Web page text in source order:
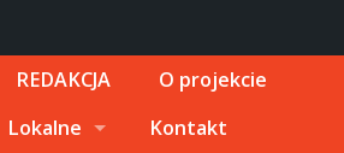
REDAKCJA
O projekcie
Lokalne
Kontakt